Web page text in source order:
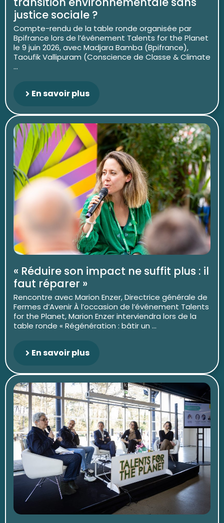
justice sociale ?
Compte-rendu de la table ronde organisée par
Bpifrance lors de l’événement Talents for the Planet
le 9 juin 2026, avec Madjara Bamba (Bpifrance),
Taoufik Vallipuram (Conscience de Classe & Climate
...
En savoir plus
« Réduire son impact ne suffit plus : il
faut réparer »
Rencontre avec Marion Enzer, Directrice générale de
Fermes d’Avenir À l’occasion de l’événement Talents
for the Planet, Marion Enzer interviendra lors de la
table ronde « Régénération : bâtir un ...
En savoir plus